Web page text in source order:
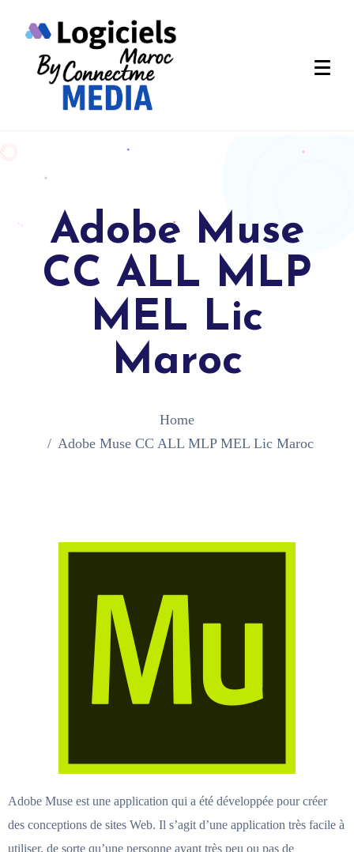
Adobe Muse
CC ALL MLP
MEL Lic
Maroc
Home
Adobe Muse CC ALL MLP MEL Lic Maroc
Adobe Muse est une application qui a été développée pour créer
des conceptions de sites Web. Il s’agit d’une application très facile à
utiliser, de sorte qu’une personne ayant très peu ou pas de